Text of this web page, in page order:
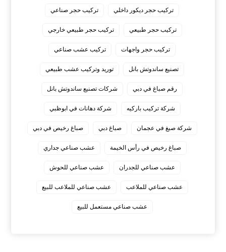
تركيب حجر ديكور داخلي تركيب حجر صناعي
تركيب حجر طبيعي تركيب حجر طبيعي خارجي
تركيب حجر واجهات تركيب عشب صناعي
تصنيع ساندوتش بانل توريد وتركيب عشب طبيعي
رقم صباغ في دبي شركات تصنيع ساندوتش بانل
شركة تركيب باركيه شركة دهانات في ابوظبي
شركة صبغ في عجمان صباغ دبي صباغ رخيص في دبي
صباغ رخيص في رأس الخيمة عشب صناعي جداري
عشب صناعي للجدران عشب صناعي للحوش
عشب صناعي للملاعب عشب صناعي للملاعب للبيع
عشب صناعي مستعمل للبيع